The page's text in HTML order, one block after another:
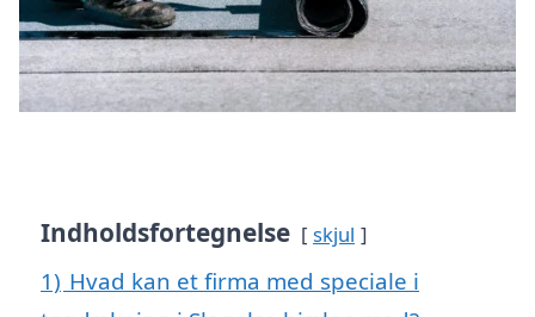
Indholdsfortegnelse skjul
1) Hvad kan et firma med speciale i